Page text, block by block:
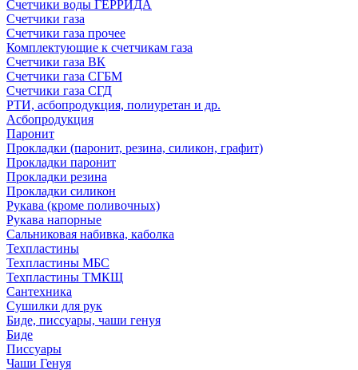
Счетчики воды ГЕРРИДА
Счетчики газа
Счетчики газа прочее
Комплектующие к счетчикам газа
Счетчики газа ВК
Счетчики газа СГБМ
Счетчики газа СГД
РТИ, асбопродукция, полиуретан и др.
Асбопродукция
Паронит
Прокладки (паронит, резина, силикон, графит)
Прокладки паронит
Прокладки резина
Прокладки силикон
Рукава (кроме поливочных)
Рукава напорные
Сальниковая набивка, каболка
Техпластины
Техпластины МБС
Техпластины ТМКЩ
Сантехника
Сушилки для рук
Биде, писсуары, чаши генуя
Биде
Писсуары
Чаши Генуя